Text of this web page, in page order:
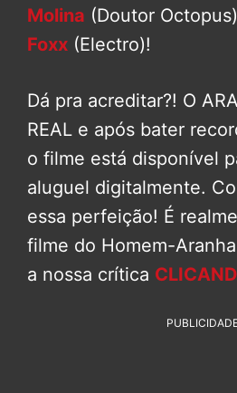
Molina (Doutor
Foxx (Electro)!
Dá pra acreditar?! O
REAL e após bater
o filme está disponível
aluguel digitalmente.
essa perfeição! É
filme do Homem-
a nossa crítica